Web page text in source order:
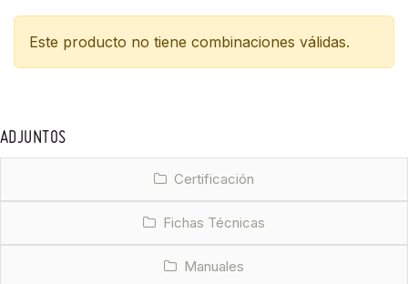
Este producto no tiene combinaciones válidas.
ADJUNTOS
Certificación
Fichas Técnicas
Manuales